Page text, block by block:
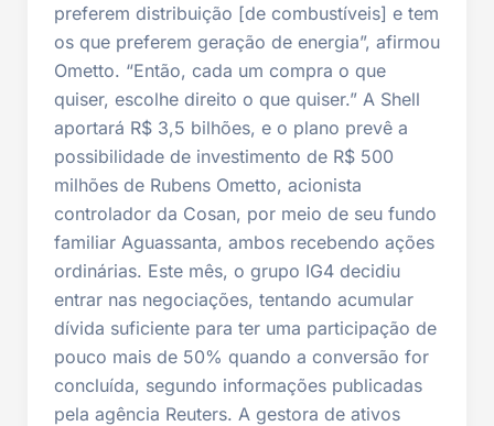
preferem distribuição [de combustíveis] e tem
os que preferem geração de energia”, afirmou
Ometto. “Então, cada um compra o que
quiser, escolhe direito o que quiser.” A Shell
aportará R$ 3,5 bilhões, e o plano prevê a
possibilidade de investimento de R$ 500
milhões de Rubens Ometto, acionista
controlador da Cosan, por meio de seu fundo
familiar Aguassanta, ambos recebendo ações
ordinárias. Este mês, o grupo IG4 decidiu
entrar nas negociações, tentando acumular
dívida suficiente para ter uma participação de
pouco mais de 50% quando a conversão for
concluída, segundo informações publicadas
pela agência Reuters. A gestora de ativos